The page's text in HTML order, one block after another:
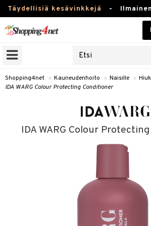
Täydellisiä kesävinkkejä -
Kauneudenhoito
Piilolinssit
Fitness
Shopping4net » Kauneudenhoito » Naisille »
IDA WARG Colour Protecting Conditioner
IDA WARG Colour